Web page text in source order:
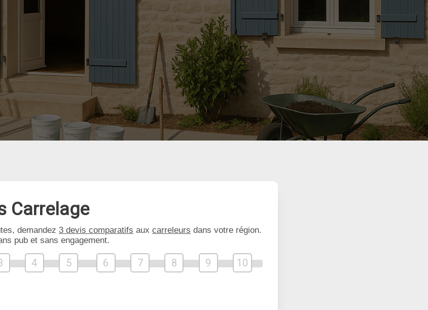
Carrelage
demandez 3 devis comparatifs aux carreleurs dans votre région.
pub et sans engagement.
4 5 6 7 8 9 10